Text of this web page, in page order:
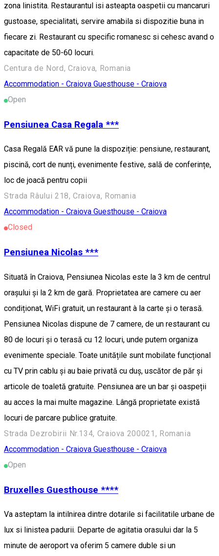
zona linistita. Restaurantul isi asteapta oaspetii cu mancaruri
gustoase, specialitati, servire amabila si dispozitie buna in
fiecare zi. Restaurant cu specific romanesc si cehesc avand o
capacitate de 50-60 locuri.
Centura de Nord, Craiova, Romania
Accommodation - Craiova Guesthouse - Craiova
Open
Pensiunea Casa Regala ***
Casa Regală EAR vă pune la dispoziție: pensiune, restaurant,
piscină, cort de nunți, evenimente festive, sală de conferințe,
loc de joacă pentru copii
Strada Râului 218, Craiova, Romania
Accommodation - Craiova Guesthouse - Craiova
Closed
Pensiunea Nicolas ***
Situată în Craiova, Pensiunea Nicolas este la 3 km de centrul
orașului și la 2 km de gară. Proprietatea are camere cu aer
condiționat, WiFi gratuit, un restaurant à la carte și o terasă.
Pensiunea Nicolas dispune de 7 camere, de un restaurant cu
80 de locuri și o terasă cu 12 locuri, unde putem organiza
evenimente speciale. Toate unitățile sunt mobilate funcțional
cu TV prin cablu și au baie privată cu duș, uscător de păr și
articole de toaletă gratuite. Pensiunea are un bar și oaspeții
au acces la mai multe magazine. Lângă proprietate există
locuri de parcare publice gratuite.
Strada Dezrobirii Nr.134, Craiova 200021, Romania
Accommodation - Craiova Guesthouse - Craiova
Open
Bruxelles Guesthouse ****
Va asteptam la intilnirea dintre dotarile si facilitatile urbane de
lux si linistea padurii. Departe de agitatia orasului dar la 5
minute de aeroport va oferim 5 camere duble si un